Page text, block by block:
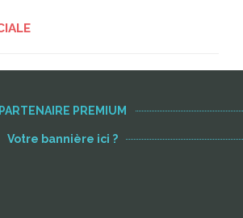
PARTENAIRE PREMIUM
Votre bannière ici ?